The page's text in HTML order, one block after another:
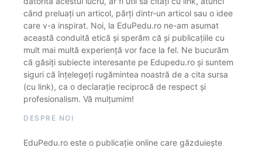
când preluați un articol, părți dintr-un articol sau o idee
care v-a inspirat. Noi, la EduPedu.ro ne-am asumat
această conduită etică și sperăm că și publicațiile cu
mult mai multă experiență vor face la fel. Ne bucurăm
că găsiți subiecte interesante pe Edupedu.ro și suntem
siguri că înțelegeți rugămintea noastră de a cita sursa
(cu link), ca o declarație reciprocă de respect și
profesionalism. Vă mulțumim!
DESPRE NOI
EduPedu.ro este o publicație online care găzduiește